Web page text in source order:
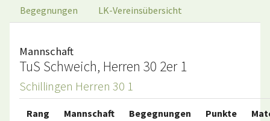
Begegnungen LK-Vereinsübersicht
Mannschaft
TuS Schweich, Herren 30 2er 1
Schillingen Herren 30 1
Rang Mannschaft Begegnungen Punkte